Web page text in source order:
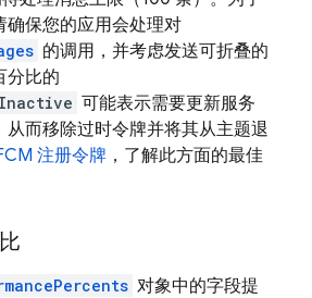
确保您的应用会处理对
的调用，并考虑发送可折叠的
分比的
可能表示需要更新服务
从而移除过时令牌并将其从主题退
注册令牌 ，了解此方面的最佳
对象中的字段提